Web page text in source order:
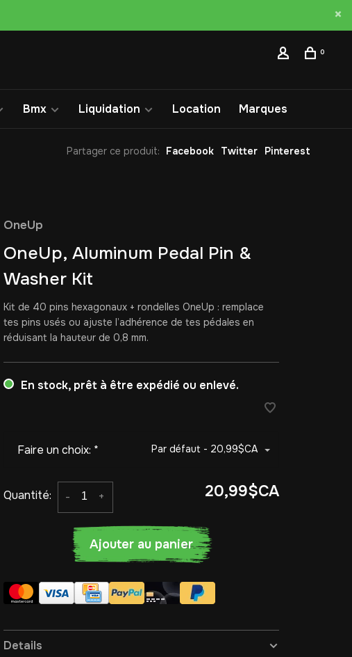
0
Bmx Liquidation Location Marques
Partager ce produit: Facebook Twitter Pinterest
OneUp
OneUp, Aluminum Pedal Pin &
Washer Kit
Kit de 40 pins hexagonaux + rondelles OneUp : remplace
tes pins usés ou ajuste l’adhérence de tes pédales en
réduisant la hauteur de 0,8 mm.
En stock, prêt à être expédié ou enlevé.
Faire un choix: * Par défaut - 20,99$CA
Quantité: +
- 20,99$CA
Ajouter au panier
Details